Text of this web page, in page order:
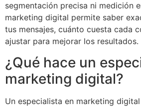
segmentación precisa ni medición
marketing digital permite saber
tus mensajes, cuánto cuesta cada
ajustar para mejorar los resultados.
¿Qué hace un
marketing digital?
Un especialista en marketing